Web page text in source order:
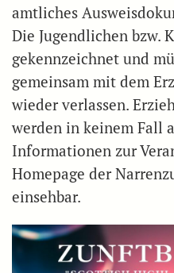
amtliches
Die Jugendlichen bzw.
gekennzeichnet und
gemeinsam mit dem
wieder verlassen.
werden in keinem Fall
Informationen zur
Homepage der
einsehbar.